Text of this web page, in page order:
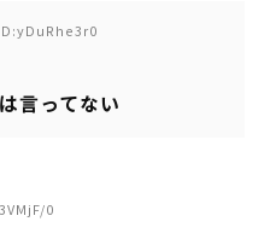
言ってない
0